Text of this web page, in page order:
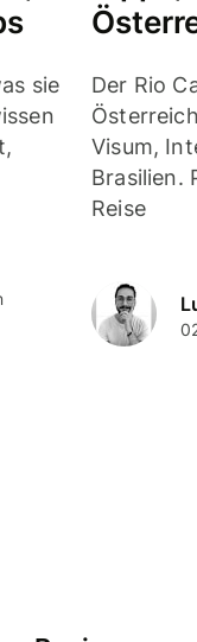
sie
Der Rio
Visum,
Brasilien.
Reise